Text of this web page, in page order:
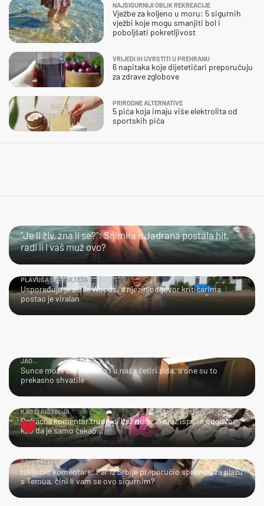
NAJSIGURNIJI OBLIK REKREACIJE
Vježbe za koljeno u moru: 5 sigurnih
vježbi koje mogu smanjiti bol i
poboljšati pokretljivost
VRIJEDI IH UVRSTITI U PREHRANU
6 napitaka koje dijetetičari preporučuju
za zdrave zglobove
PRIRODNE ALTERNATIVE
5 pića koja imaju više elektrolita od
sportskih pića
"Je li živ, zna li se?": Snimka s Jadrana postala hit,
radi li i vaš muž ovo?
PLAVUŠA S FAKULTETA
Uspoređuju je s Elle Woods, a njezin odgovor kritičarima
postao je viralan
JAO...
Sunce može biti opasno i u naša četiri zida, a one su to
prekasno shvatile
KAO IZ PIŠTOLJA
Dobacila komentar trudnici bez noge, a muž ispalio odgovor
kao da je samo čekao…
ŠTO KAŽETE?
Isključio komentare: Par iz Srbije preporučio spravicu za plažu
s Temua, čini li vam se ovo sigurnim?